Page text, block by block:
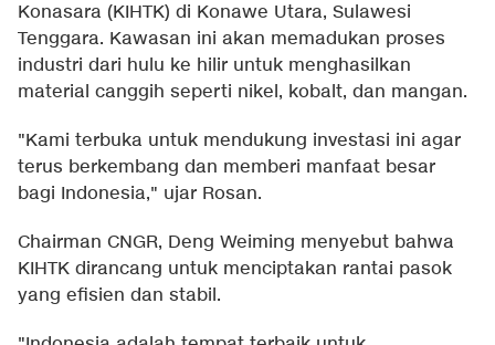
Konasara (KIHTK) di Konawe Utara, Sulawesi
Tenggara. Kawasan ini akan memadukan proses
industri dari hulu ke hilir untuk menghasilkan
material canggih seperti nikel, kobalt, dan mangan.
"Kami terbuka untuk mendukung investasi ini agar
terus berkembang dan memberi manfaat besar
bagi Indonesia," ujar Rosan.
Chairman CNGR, Deng Weiming menyebut bahwa
KIHTK dirancang untuk menciptakan rantai pasok
yang efisien dan stabil.